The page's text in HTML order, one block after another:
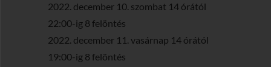
2022. december 10. szombat 14 órától
22:00-ig 8 felöntés
2022. december 11. vasárnap 14 órától
19:00-ig 8 felöntés